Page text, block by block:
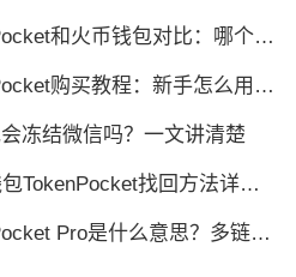
和火币钱包对比：哪个更适合你？
购买教程：新手怎么用TP钱包买币
冻结微信吗？一文讲清楚
找回方法详解 - 助您安全恢复数字资产
Pro是什么意思？多链钱包新手指南